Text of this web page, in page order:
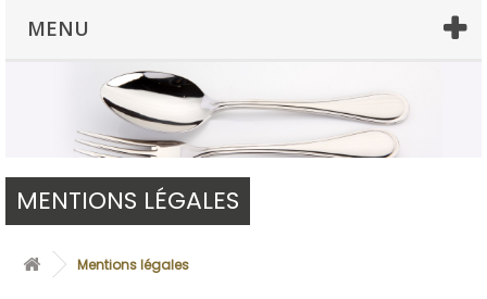
MENU
MENTIONS LÉGALES
Mentions légales